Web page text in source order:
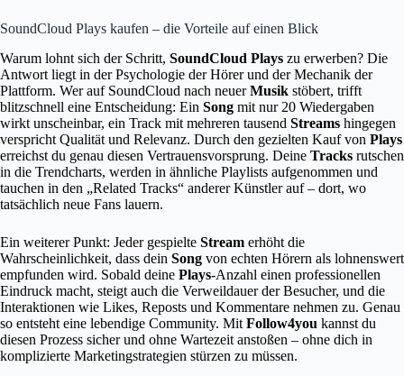
SoundCloud Plays kaufen – die Vorteile auf einen Blick
Warum lohnt sich der Schritt, SoundCloud Plays zu erwerben? Die
Antwort liegt in der Psychologie der Hörer und der Mechanik der
Plattform. Wer auf SoundCloud nach neuerMusik stöbert, trifft
blitzschnell eine Entscheidung: Ein Song mit nur 20 Wiedergaben
wirkt unscheinbar, ein Track mit mehreren tausend Streams hingegen
verspricht Qualität und Relevanz. Durch den gezielten Kauf von Plays
erreichst du genau diesen Vertrauensvorsprung. Deine Tracks rutschen
in die Trendcharts, werden in ähnliche Playlists aufgenommen und
tauchen in den „Related Tracks“ anderer Künstler auf – dort, wo
tatsächlich neue Fans lauern.
Ein weiterer Punkt: Jeder gespielte Stream erhöht die
Wahrscheinlichkeit, dass dein Song von echten Hörern als lohnenswert
empfunden wird. Sobald deine Plays-Anzahl einen professionellen
Eindruck macht, steigt auch die Verweildauer der Besucher, und die
Interaktionen wie Likes, Reposts und Kommentare nehmen zu. Genau
so entsteht eine lebendige Community. Mit Follow4you kannst du
diesen Prozess sicher und ohne Wartezeit anstoßen – ohne dich in
komplizierte Marketingstrategien stürzen zu müssen.